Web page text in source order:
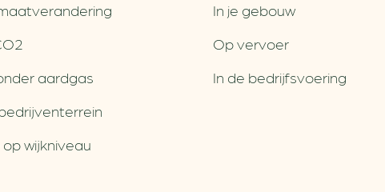
aardgas
wijkniveau
In je gebouw
Op vervoer
In de bedrijfsvoering